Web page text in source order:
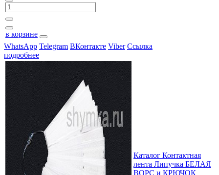
в корзине
WhatsApp Telegram ВКонтакте Viber Ссылка
подробнее
Каталог Контактная
лента Липучка БЕЛАЯ
ВОРС и КРЮЧОК